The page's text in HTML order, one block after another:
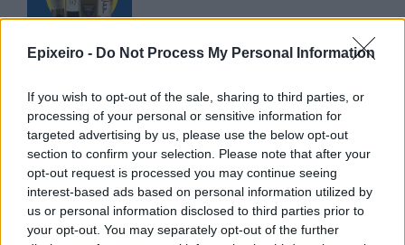
Epixeiro - Do Not Process My Personal Information
If you wish to opt-out of the sale, sharing to third parties, or
processing of your personal or sensitive information for
targeted advertising by us, please use the below opt-out
section to confirm your selection. Please note that after your
opt-out request is processed you may continue seeing
interest-based ads based on personal information utilized by
us or personal information disclosed to third parties prior to
your opt-out. You may separately opt-out of the further
CSG: Διψήφια αύξηση εσόδων
και ισχυρό ανεκτέλεστο
του 2026
07/08/26 12:09
Apollo Global Management:
Εξαγοράζει την EasyJet έναντι 7,7
δισ. δολαρίων - Η δήλωση του Sir
Στέλιου Χατζηιωάννου